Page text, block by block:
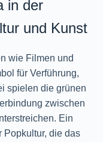
in der
und Kunst
wie Filmen und
für Verführung,
spielen die grünen
zwischen
Ein
Popkultur, die das